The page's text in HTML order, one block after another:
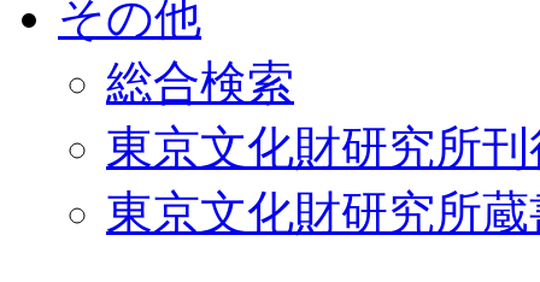
その他
総合検索
東京文化財研究所
東京文化財研究所